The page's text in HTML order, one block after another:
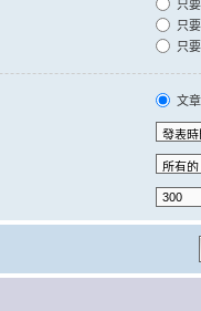
只
只
只
文章